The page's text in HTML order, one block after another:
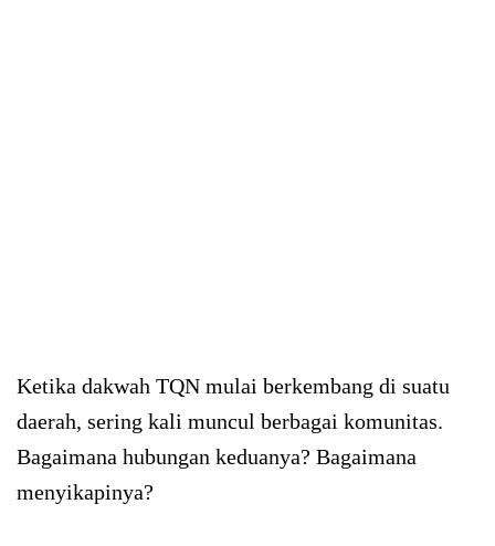
Ketika dakwah TQN mulai berkembang di suatu
daerah, sering kali muncul berbagai komunitas.
Bagaimana hubungan keduanya? Bagaimana
menyikapinya?